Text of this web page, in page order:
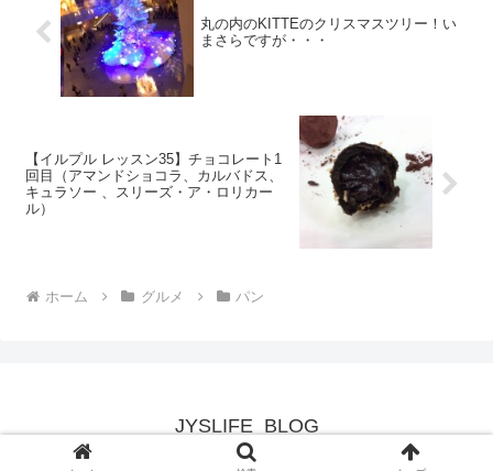
丸の内のKITTEのクリスマスツリー！い
まさらですが・・・
【イルプル レッスン35】チョコレート1
回目（アマンドショコラ、カルバドス、
キュラソー 、スリーズ・ア・ロリカー
ル）
ホーム グルメ パン
JYSLIFE_BLOG
Copyright © 2014-2026 yamada All Rights Reserved.